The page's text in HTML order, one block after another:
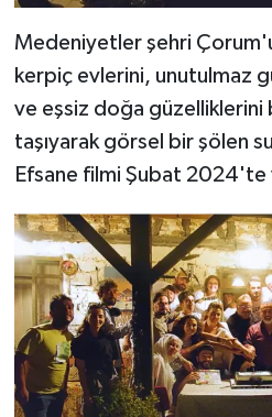
Medeniyetler şehri
kerpiç evlerini, unutulmaz
ve eşsiz doğa
taşıyarak görsel bir şölen
Efsane filmi Şubat